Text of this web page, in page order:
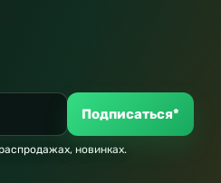
Подписаться*
новинках.